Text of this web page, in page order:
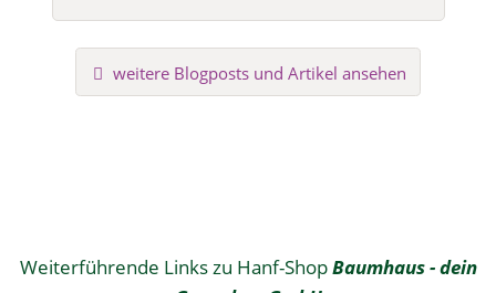
weitere Blogposts und Artikel ansehen
Weiterführende Links zu Hanf-ShopBaumhaus - dein